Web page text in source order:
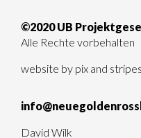
©2020 UB
Alle Rechte vorbehalten
website by pix and stripes
David Wilk